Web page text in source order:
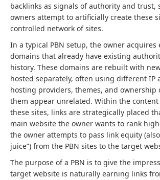
backlinks as signals of authority and trust,
owners attempt to artificially create these
controlled network of sites.
In a typical PBN setup, the owner acquires
domains that already have existing
history. These domains are rebuilt with
hosted separately, often using different IP
hosting providers, themes, and ownership
them appear unrelated. Within the
these sites, links are strategically placed
main website the owner wants to rank
the owner attempts to pass link equity
juice”) from the PBN sites to the target
The purpose of a PBN is to give the
target website is naturally earning links